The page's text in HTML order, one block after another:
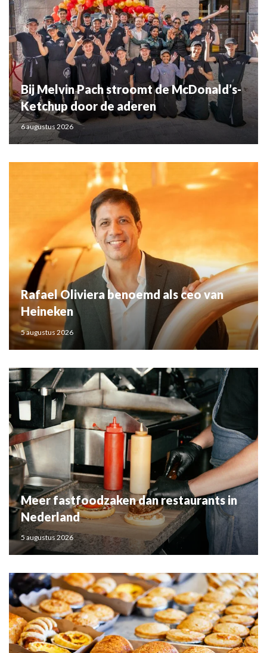
Bij Melvin Pach stroomt de McDonald’s-
Ketchup door de aderen
6 augustus 2026
Rafael Oliviera benoemd als ceo van
Heineken
5 augustus 2026
Meer fastfoodzaken dan restaurants in
Nederland
5 augustus 2026